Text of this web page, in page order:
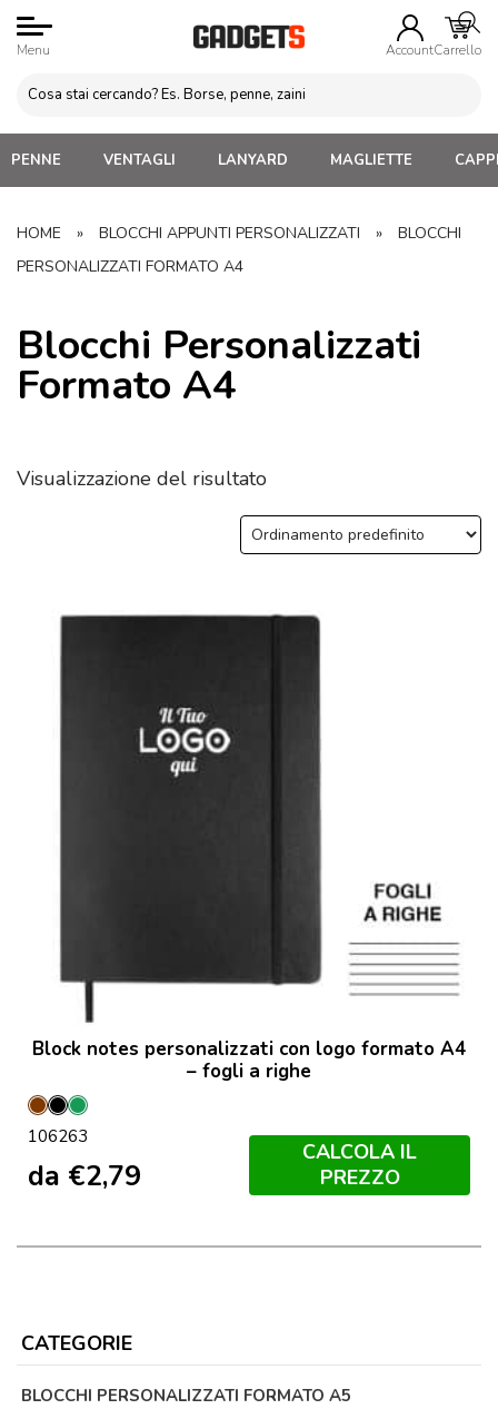
Menu AccountCarrello
PENNE VENTAGLI LANYARD MAGLIETTE
HOME » BLOCCHI APPUNTI PERSONALIZZATI »
BLOCCHI
PERSONALIZZATI FORMATO A4
Blocchi Personalizzati
Formato A4
CATEGORIE
BLOCCHI PERSONALIZZATI FORMATO A5
Visualizzazione del risultato
Block notes personalizzati con logo formato A4
– fogli a righe
Marrone
NeroVerde
106263
da €2,79
CALCOLA IL
PREZZO